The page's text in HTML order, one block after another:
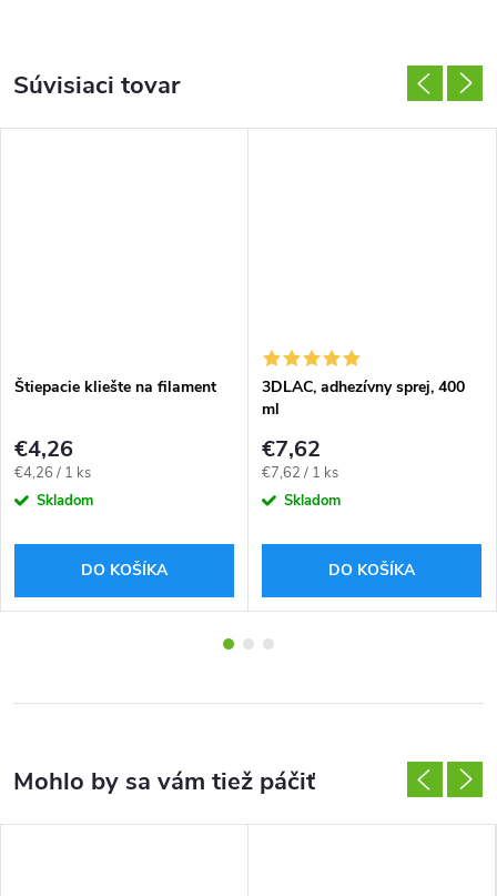
Súvisiaci tovar
Štiepacie kliešte na filament
€4,26
Jednotková
cena:
€4,26 / 1 ks
Skladom
DO KOŠÍKA
3DLAC, adhezívny sprej, 400
ml
€7,62
Jednotková
cena:
€7,62 / 1 ks
Skladom
DO KOŠÍKA